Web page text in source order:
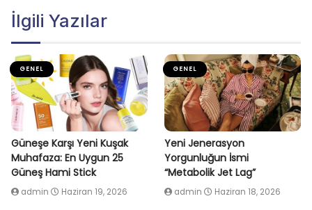
İlgili Yazılar
GENEL
Güneşe Karşı Yeni Kuşak
Muhafaza: En Uygun 25
Güneş Hami Stick
admin Haziran 19, 2026
GENEL
Yeni Jenerasyon
Yorgunluğun İsmi
“Metabolik Jet Lag”
admin Haziran 18, 2026